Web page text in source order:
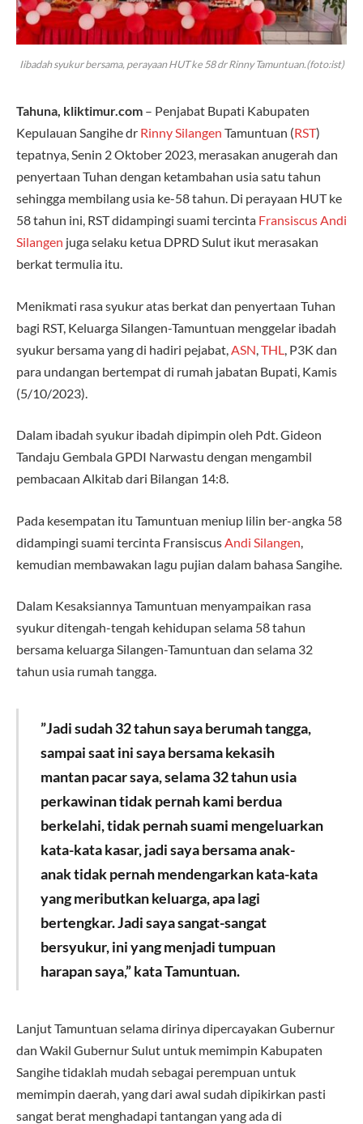
Iibadah syukur bersama, perayaan HUT ke 58 dr Rinny Tamuntuan.(foto:ist)
Tahuna, kliktimur.com – Penjabat Bupati Kabupaten
Kepulauan Sangihe dr Rinny Silangen Tamuntuan (RST)
tepatnya, Senin 2 Oktober 2023, merasakan anugerah dan
penyertaan Tuhan dengan ketambahan usia satu tahun
sehingga membilang usia ke-58 tahun. Di perayaan HUT ke
58 tahun ini, RST didampingi suami tercinta Fransiscus Andi
Silangen juga selaku ketua DPRD Sulut ikut merasakan
berkat termulia itu.
Menikmati rasa syukur atas berkat dan penyertaan Tuhan
bagi RST, Keluarga Silangen-Tamuntuan menggelar ibadah
syukur bersama yang di hadiri pejabat, ASN THL
, P3K dan
para undangan bertempat di rumah jabatan Bupati, Kamis
(5/10/2023).
Dalam ibadah syukur ibadah dipimpin oleh Pdt. Gideon
Tandaju Gembala GPDI Narwastu dengan mengambil
pembacaan Alkitab dari Bilangan 14:8.
Pada kesempatan itu Tamuntuan meniup lilin ber-angka 58
didampingi suami tercinta FransiscusAndi Silangen,
kemudian membawakan lagu pujian dalam bahasa Sangihe.
Dalam Kesaksiannya Tamuntuan menyampaikan rasa
syukur ditengah-tengah kehidupan selama 58 tahun
bersama keluarga Silangen-Tamuntuan dan selama 32
tahun usia rumah tangga.
”Jadi sudah 32 tahun saya berumah tangga,
sampai saat ini saya bersama kekasih
mantan pacar saya, selama 32 tahun usia
perkawinan tidak pernah kami berdua
berkelahi, tidak pernah suami mengeluarkan
kata-kata kasar, jadi saya bersama anak-
anak tidak pernah mendengarkan kata-kata
yang meributkan keluarga, apa lagi
bertengkar. Jadi saya sangat-sangat
bersyukur, ini yang menjadi tumpuan
harapan saya,” kata Tamuntuan.
Lanjut Tamuntuan selama dirinya dipercayakan Gubernur
dan Wakil Gubernur Sulut untuk memimpin Kabupaten
Sangihe tidaklah mudah sebagai perempuan untuk
memimpin daerah, yang dari awal sudah dipikirkan pasti
sangat berat menghadapi tantangan yang ada di